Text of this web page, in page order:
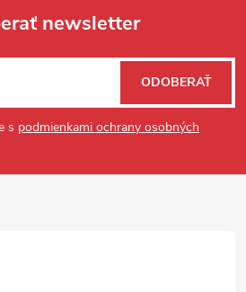
newsletter
s podmienkami ochrany osobných
ODOBERAŤ